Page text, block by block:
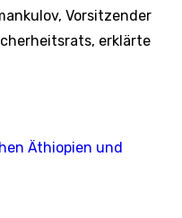
Vorsitzender
erklärte